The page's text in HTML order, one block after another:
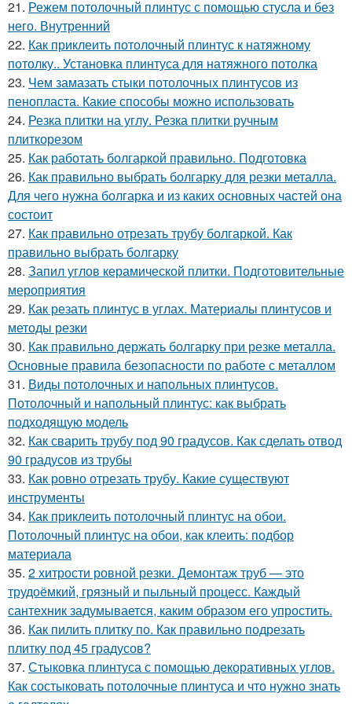
21. Режем потолочный плинтус с помощью стусла и без
него. Внутренний
22. Как приклеить потолочный плинтус к натяжному
потолку.. Установка плинтуса для натяжного потолка
23. Чем замазать стыки потолочных плинтусов из
пенопласта. Какие способы можно использовать
24. Резка плитки на углу. Резка плитки ручным
плиткорезом
25. Как работать болгаркой правильно. Подготовка
26. Как правильно выбрать болгарку для резки металла.
Для чего нужна болгарка и из каких основных частей она
состоит
27. Как правильно отрезать трубу болгаркой. Как
правильно выбрать болгарку
28. Запил углов керамической плитки. Подготовительные
мероприятия
29. Как резать плинтус в углах. Материалы плинтусов и
методы резки
30. Как правильно держать болгарку при резке металла.
Основные правила безопасности по работе с металлом
31. Виды потолочных и напольных плинтусов.
Потолочный и напольный плинтус: как выбрать
подходящую модель
32. Как сварить трубу под 90 градусов. Как сделать отвод
90 градусов из трубы
33. Как ровно отрезать трубу. Какие существуют
инструменты
34. Как приклеить потолочный плинтус на обои.
Потолочный плинтус на обои, как клеить: подбор
материала
35. 2 хитрости ровной резки. Демонтаж труб — это
трудоёмкий, грязный и пыльный процесс. Каждый
сантехник задумывается, каким образом его упростить.
36. Как пилить плитку по. Как правильно подрезать
плитку под 45 градусов?
37. Стыковка плинтуса с помощью декоративных углов.
Как состыковать потолочные плинтуса и что нужно знать